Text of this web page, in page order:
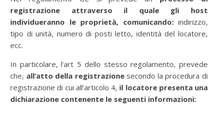
registrazione attraverso il quale gli host
individueranno le proprietà, comunicando: indirizzo,
tipo di unità, numero di posti letto, identità del locatore,
ecc.
In particolare, l'art 5 dello stesso regolamento, prevede
che, all’atto della registrazione secondo la procedura di
registrazione di cui all’articolo 4, il locatore presenta una
dichiarazione contenente le seguenti informazioni: